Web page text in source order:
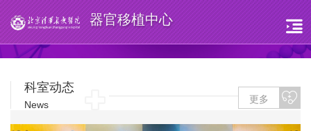
器官移植中心
更多
科室动态
News